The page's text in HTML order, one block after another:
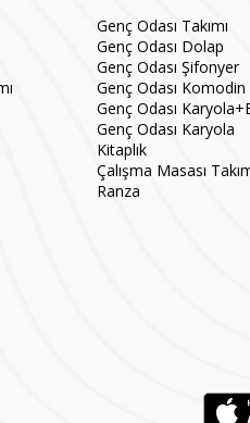
Genç Odası Takımı
Genç Odası Dolap
Genç Odası Şifonyer
Genç Odası Komodin
Genç Odası
Genç Odası Karyola
Kitaplık
Çalışma Masası
Ranza